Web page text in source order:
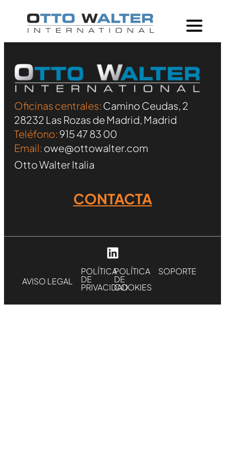
Oficinas centrales: Camino Ceudas, 2
28232 Las Rozas de Madrid, Madrid
Teléfono: 915 47 83 00
Email: owe@ottowalter.com
Otto Walter Italia
CONTACTA
AVISO LEGAL
POLÍTICA
DE
PRIVACIDAD
POLÍTICA
DE
COOKIES
SOPORTE